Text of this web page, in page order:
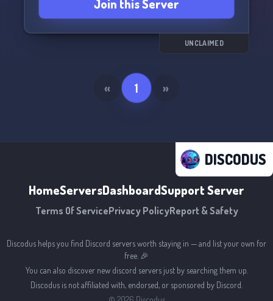
🃏 | Mittlerweile über 30 Mitglieder
Trete bei, um Teil unserer wachsenden Gaming-
Join this Server
UNCLAIMED
« 1 »
DISCODUS
HomeServersDashboardSupport Server
Terms Of ServicePrivacy PolicyReport & Safety
Discodus helps you find Discord servers worth staying in — and list your own for
free. 🎉
You can also discover new discord servers just by searching them up.
Discodus is not affiliated with, endorsed, or sponsored by Discord.